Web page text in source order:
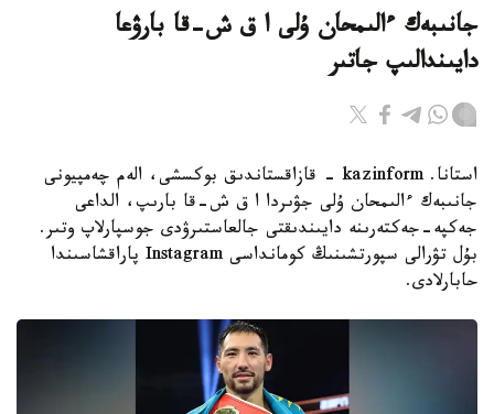
جانىبەك ءالىمحان ۇلى ا ق ش-قا بارۋعا
دايىندالىپ جاتىر
استانا. kazinform - قازاقستاندىق بوكسشى، الەم چەمپيونى
جانىبەك ءالىمحان ۇلى جۋىردا ا ق ش-قا بارىپ، الداعى
جەكپە-جەكتەرىنە دايىندىقتى جالعاستىرۋدى جوسپارلاپ وتىر.
بۇل تۋرالى سپورتشىنىڭ كومانداسى Instagram پاراقشاسىندا
حابارلادى.